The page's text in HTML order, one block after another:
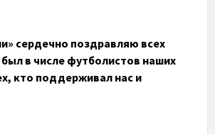
сердечно поздравляю всех
в числе футболистов наших
кто поддерживал нас и